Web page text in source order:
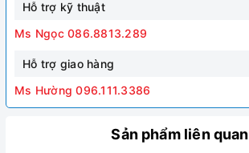
Hỗ trợ kỹ thuật
Ms Ngọc 086.8813.289
Hỗ trợ giao hàng
Ms Hường 096.111.3386
Sản phẩm liên quan